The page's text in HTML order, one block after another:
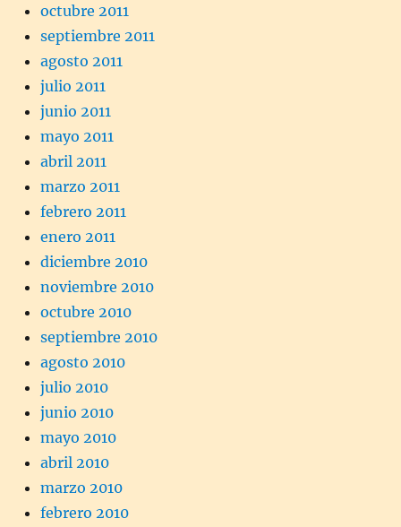
octubre 2011
septiembre 2011
agosto 2011
julio 2011
junio 2011
mayo 2011
abril 2011
marzo 2011
febrero 2011
enero 2011
diciembre 2010
noviembre 2010
octubre 2010
septiembre 2010
agosto 2010
julio 2010
junio 2010
mayo 2010
abril 2010
marzo 2010
febrero 2010